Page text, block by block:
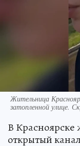
Жительница
затопленной улице.
В Красноярске
открытый